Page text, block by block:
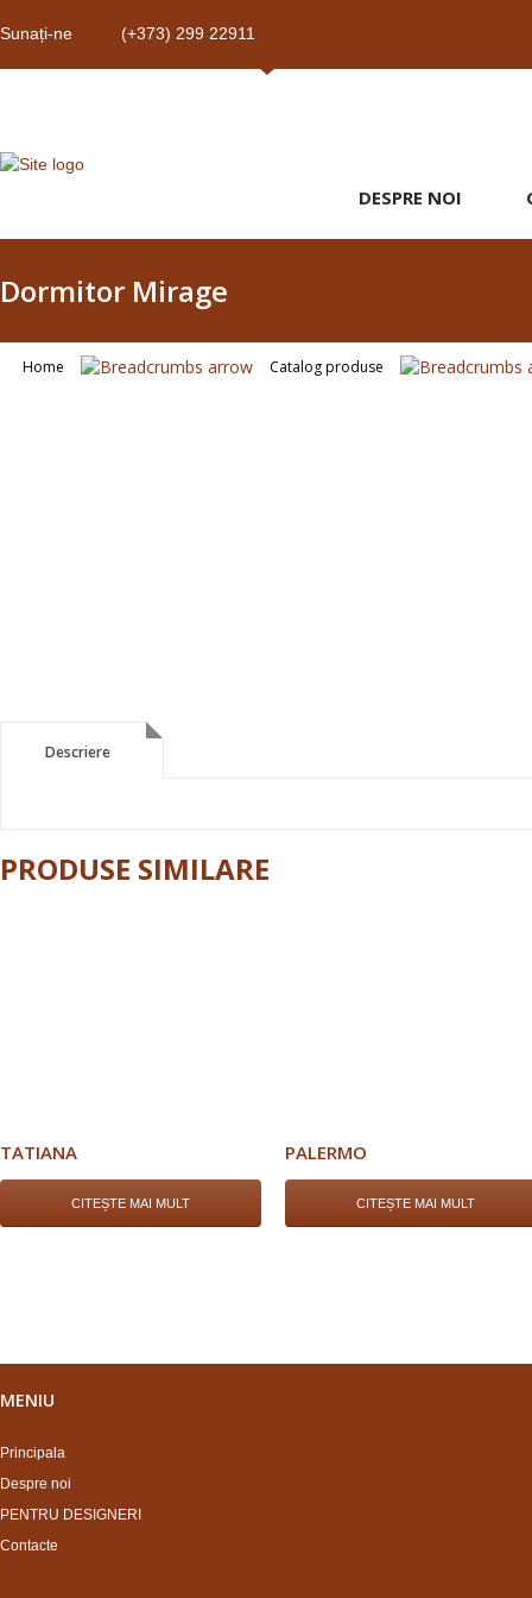
Sunați-ne (+373) 299 22911
DESPRE NOI
Dormitor Mirage
Home Catalog produse
Descriere
Descriere
PRODUSE SIMILARE
TATIANA
CITEȘTE MAI MULT
PALERMO
CITEȘTE MAI MULT
MENIU
Principala
Despre noi
PENTRU DESIGNERI
Contacte